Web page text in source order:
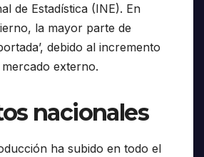
de Estadística (INE). En
la mayor parte de
debido al incremento
externo.
nacionales
ha subido en todo el